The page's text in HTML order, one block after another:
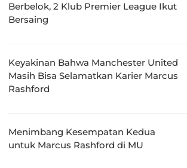
Berbelok, 2 Klub Premier League Ikut
Bersaing
Keyakinan Bahwa Manchester United
Masih Bisa Selamatkan Karier Marcus
Rashford
Menimbang Kesempatan Kedua
untuk Marcus Rashford di MU